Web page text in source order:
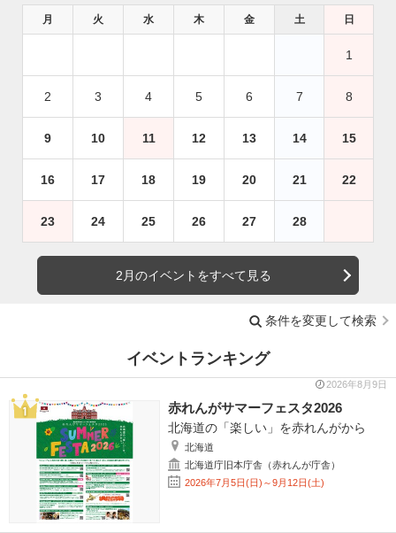
月 火 水 木 金 土 日
1
2 3 4 5 6 7 8
9 10 11 12 13 14 15
16 17 18 19 20 21 22
23 24 25 26 27 28
2月のイベントをすべて見る
条件を変更して検索
イベントランキング
2026年8月9日
赤れんがサマーフェスタ2026
北海道の「楽しい」を赤れんがから
北海道
北海道庁旧本庁舎（赤れんが庁舎）
2026年7月5日(日)～9月12日(土)